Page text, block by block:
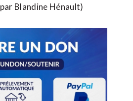
Blandine Hénault)